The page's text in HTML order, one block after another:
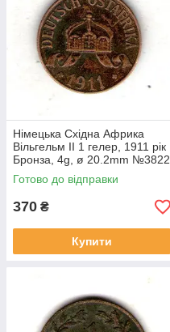
Німецька Східна Африка
Вільгельм II 1 гелер, 1911 рік
Бронза, 4g, ø 20.2mm №3822
Готово до відправки
370 ₴
Купити